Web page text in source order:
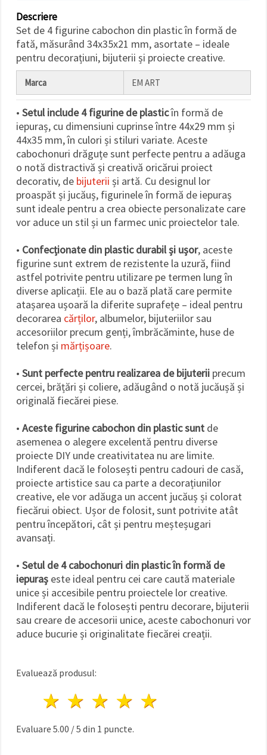
toate!
Setări
Descriere
Set de 4 figurine cabochon din plastic în formă de
fată, măsurând 34x35x21 mm, asortate – ideale
pentru decorațiuni, bijuterii și proiecte creative.
Marca EM ART
• Setul include 4 figurine de plasticîn formă de
iepuraș, cu dimensiuni cuprinse între 44x29 mm și
44x35 mm, în culori și stiluri variate. Aceste
cabochonuri drăguțe sunt perfecte pentru a adăuga
o notă distractivă și creativă oricărui proiect
decorativ, de bijuterii și artă. Cu designul lor
proaspăt și jucăuș, figurinele în formă de iepuraș
sunt ideale pentru a crea obiecte personalizate care
vor aduce un stil și un farmec unic proiectelor tale.
• Confecționate din plastic durabil și ușor, aceste
figurine sunt extrem de rezistente la uzură, fiind
astfel potrivite pentru utilizare pe termen lung în
diverse aplicații. Ele au o bază plată care permite
atașarea ușoară la diferite suprafețe – ideal pentru
decorarea cărților, albumelor, bijuteriilor sau
accesoriilor precum genți, îmbrăcăminte, huse de
telefon și mărțișoare.
• Sunt perfecte pentru realizarea de bijuterii precum
cercei, brățări și coliere, adăugând o notă jucăușă și
originală fiecărei piese.
• Aceste figurine cabochon din plastic sunt de
asemenea o alegere excelentă pentru diverse
proiecte DIY unde creativitatea nu are limite.
Indiferent dacă le folosești pentru cadouri de casă,
proiecte artistice sau ca parte a decorațiunilor
creative, ele vor adăuga un accent jucăuș și colorat
fiecărui obiect. Ușor de folosit, sunt potrivite atât
pentru începători, cât și pentru meșteșugari
avansați.
• Setul de 4 cabochonuri din plastic în formă de
iepuraș este ideal pentru cei care caută materiale
unice și accesibile pentru proiectele lor creative.
Indiferent dacă le folosești pentru decorare, bijuterii
sau creare de accesorii unice, aceste cabochonuri vor
aduce bucurie și originalitate fiecărei creații.
Evaluează produsul:
4 stele
3 stele
2 stele
1 stea
Evaluare 5.00 /5 din 1 puncte.